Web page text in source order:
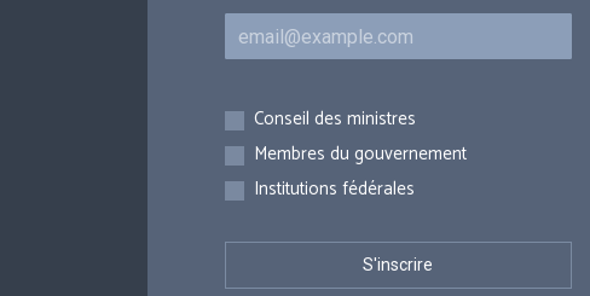
Courriel
Inscriptions
Conseil des ministres
Membres du gouvernement
Institutions fédérales